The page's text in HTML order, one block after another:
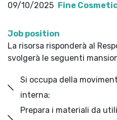
09/10/2025 Fine
Job position
La risorsa risponderà al
svolgerà le seguenti
Si occupa della
interna;
Prepara i materiali da